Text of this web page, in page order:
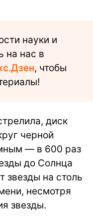
науки и
на нас в
, чтобы
диск
черной
— в 600 раз
до Солнца
звезды на столь
несмотря
звезды.